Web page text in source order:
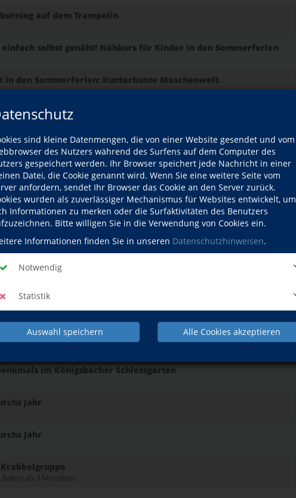
sind kleine Datenmengen, die von einer Website gesendet und vom
des Nutzers während des Surfens auf dem Computer des
gespeichert werden. Ihr Browser speichert jede Nachricht in einer
Datei, die Cookie genannt wird. Wenn Sie eine weitere Seite vom
anfordern, sendet Ihr Browser das Cookie an den Server zurück.
wurden als zuverlässiger Mechanismus für Websites entwickelt, um
Informationen zu merken oder die Surfaktivitäten des Benutzers
Bitte willigen Sie in die Verwendung von Cookies ein.
Informationen finden Sie in unseren Datenschutzhinweisen.
Notwendig
Statistik
Auswahl speichern Alle Cookies akzeptieren
auf dem Trampolin
einfach selbst genäht! Nähkurs für Kinder in den Sommerferien
den Sommerferien: Kunterbunte Maschenwelt.
– Unikate aus hochwertiger Merinowolle
und Spiel
8-12 Jahren
the 5th grade! Englisch-Intensivkurs
5 kommen
the 6th grade! Englisch-Intensivkurs
6 kommen
lernen in Bewegung
für Grundschüler
Sommerferien - Cupcakes
bis 12 Jahren
Sommerferien - Crumble Cookies
bis 12 Jahren
/ Auftaktveranstaltung in Königsbach
Königsbach, um nachhaltige Lösungen der Probleme zu erarbeiten
im Königsbacher Schlossgarten
Jahr
Jahr
ab 3 Monaten